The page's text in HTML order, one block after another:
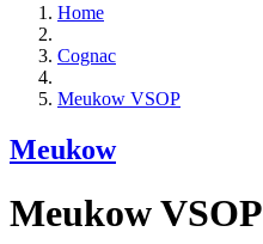
Home
Cognac
Meukow VSOP
Meukow
Meukow VSOP